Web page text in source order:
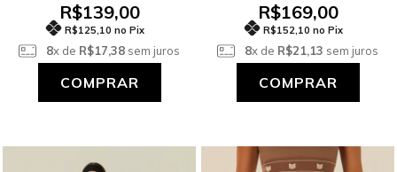
R$139,00
R$125,10 no Pix
8x de R$17,38sem juros
COMPRAR
R$169,00
R$152,10 no Pix
8x de R$21,13 sem juros
COMPRAR